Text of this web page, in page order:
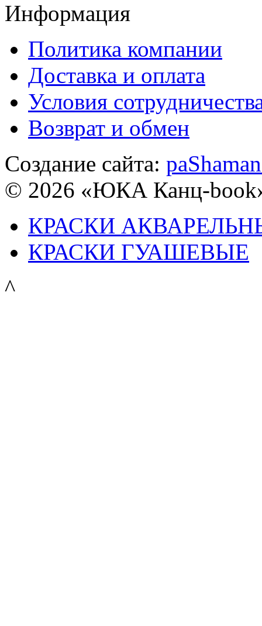
Информация
Политика компании
Доставка и оплата
Условия
Возврат и обмен
Создание сайта:
© 2026 «ЮКА Канц-
КРАСКИ
КРАСКИ ГУАШЕВЫЕ
^